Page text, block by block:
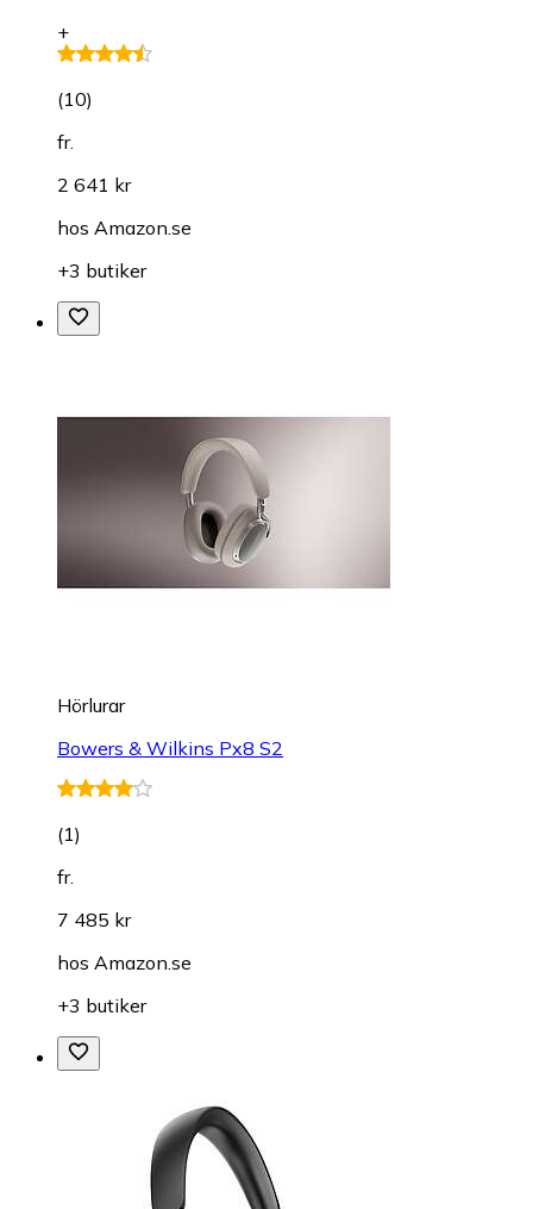
+
(10)
fr.
2 641 kr
hos Amazon.se
+3 butiker
Hörlurar
Bowers & Wilkins Px8 S2
(1)
fr.
7 485 kr
hos Amazon.se
+3 butiker